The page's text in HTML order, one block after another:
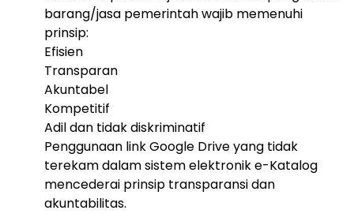
barang/jasa pemerintah wajib memenuhi
prinsip:
Efisien
Transparan
Akuntabel
Kompetitif
Adil dan tidak diskriminatif
Penggunaan link Google Drive yang tidak
terekam dalam sistem elektronik e-Katalog
mencederai prinsip transparansi dan
akuntabilitas.